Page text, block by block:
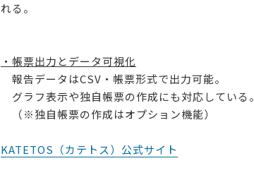
れる。
・帳票出力とデータ可視化
報告データはCSV・帳票形式で出力可能。
グラフ表示や独自帳票の作成にも対応している。
（※独自帳票の作成はオプション機能）
KATETOS（カテトス）公式サイト